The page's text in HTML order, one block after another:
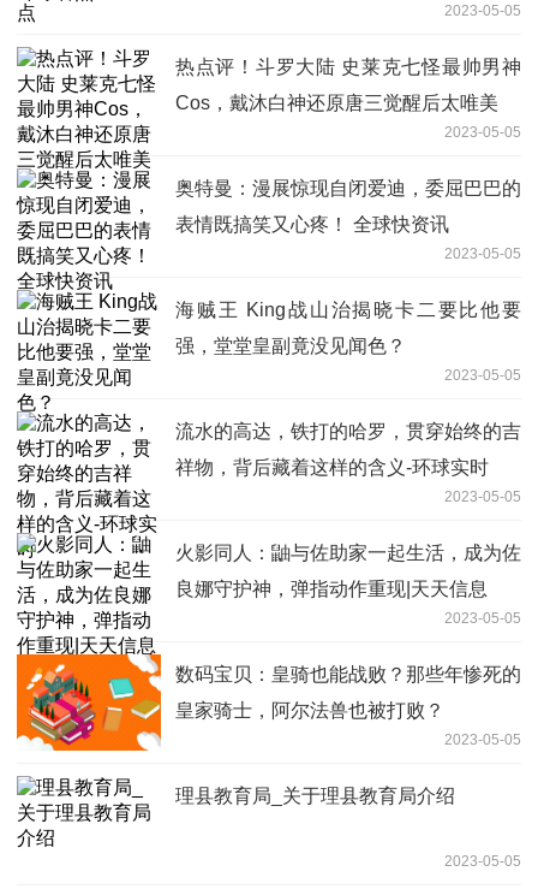
2023-05-05
热点评！斗罗大陆 史莱克七怪最帅男神
Cos，戴沐白神还原唐三觉醒后太唯美
2023-05-05
奥特曼：漫展惊现自闭爱迪，委屈巴巴的
表情既搞笑又心疼！ 全球快资讯
2023-05-05
海贼王 King战山治揭晓卡二要比他要
强，堂堂皇副竟没见闻色？
2023-05-05
流水的高达，铁打的哈罗，贯穿始终的吉
祥物，背后藏着这样的含义-环球实时
2023-05-05
火影同人：鼬与佐助家一起生活，成为佐
良娜守护神，弹指动作重现|天天信息
2023-05-05
数码宝贝：皇骑也能战败？那些年惨死的
皇家骑士，阿尔法兽也被打败？
2023-05-05
理县教育局_关于理县教育局介绍
2023-05-05